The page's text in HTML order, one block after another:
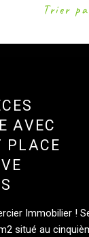
Trier
AVEC
PLACE
Immobilier !
situé au